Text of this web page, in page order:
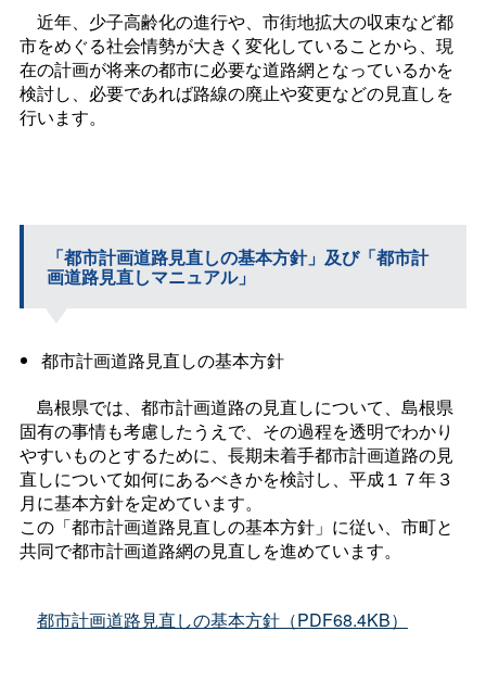
近年、少子高齢化の進行や、市街地拡大の収束など都
市をめぐる社会情勢が大きく変化していることから、現
在の計画が将来の都市に必要な道路網となっているかを
検討し、必要であれば路線の廃止や変更などの見直しを
行います。
「都市計画道路見直しの基本方針」及び「都市計
画道路見直しマニュアル」
都市計画道路見直しの基本方針
島根県では、都市計画道路の見直しについて、島根県
固有の事情も考慮したうえで、その過程を透明でわかり
やすいものとするために、長期未着手都市計画道路の見
直しについて如何にあるべきかを検討し、平成１７年３
月に基本方針を定めています。
この「都市計画道路見直しの基本方針」に従い、市町と
共同で都市計画道路網の見直しを進めています。
都市計画道路見直しの基本方針（PDF68.4KB）